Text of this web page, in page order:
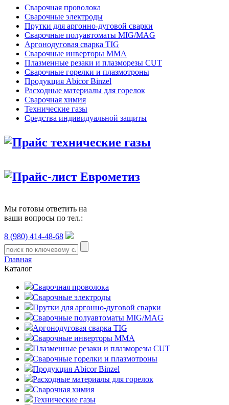
Сварочная проволока
Сварочные электроды
Прутки для аргонно-дуговой сварки
Сварочные полуавтоматы MIG/MAG
Аргонодуговая сварка TIG
Сварочные инверторы MMA
Плазменные резаки и плазморезы CUT
Сварочные горелки и плазмотроны
Продукция Abicor Binzel
Расходные материалы для горелок
Сварочная химия
Технические газы
Средства индивидуальной защиты
Прайс технические газы
Прайс-лист Еврометиз
Мы готовы ответить на
ваши вопросы по тел.:
8 (980) 414-48-68
Главная
Каталог
Сварочная проволока
Сварочные электроды
Прутки для аргонно-дуговой сварки
Сварочные полуавтоматы MIG/MAG
Аргонодуговая сварка TIG
Сварочные инверторы MMA
Плазменные резаки и плазморезы CUT
Сварочные горелки и плазмотроны
Продукция Abicor Binzel
Расходные материалы для горелок
Сварочная химия
Технические газы